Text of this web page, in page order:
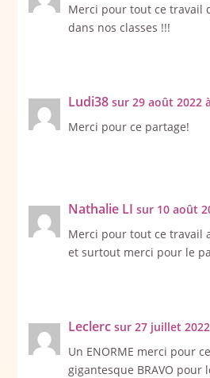
Merci pour tout ce travail
dans nos classes !!!
Ludi38 sur 29 août 2022
Merci pour ce partage!
Nathalie LI sur 10 août
Merci pour tout ce travail
et surtout merci pour le
Leclerc sur 27 juillet
Un ENORME merci pour
gigantesque BRAVO pour